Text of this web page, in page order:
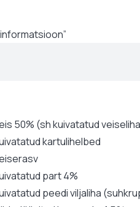
50% (sh kuivatatud
kartulihelbed
part 4%
peedi viljaliha